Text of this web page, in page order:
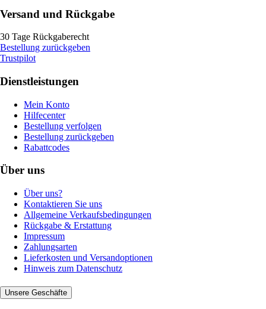
Versand und Rückgabe
30 Tage Rückgaberecht
Bestellung zurückgeben
Trustpilot
Dienstleistungen
Mein Konto
Hilfecenter
Bestellung verfolgen
Bestellung zurückgeben
Rabattcodes
Über uns
Über uns?
Kontaktieren Sie uns
Allgemeine Verkaufsbedingungen
Rückgabe & Erstattung
Impressum
Zahlungsarten
Lieferkosten und Versandoptionen
Hinweis zum Datenschutz
Unsere Geschäfte